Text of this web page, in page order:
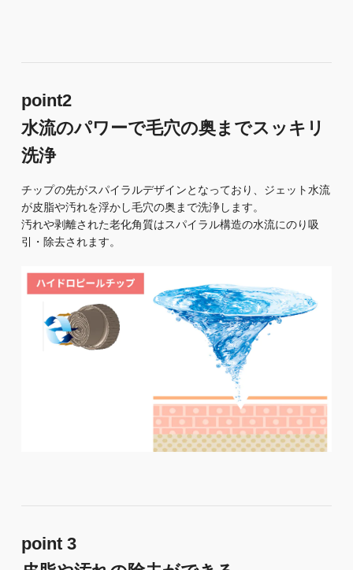
point2
水流のパワーで毛穴の奥までスッキリ
洗浄
チップの先がスパイラルデザインとなっており、ジェット水流
が皮脂や汚れを浮かし毛穴の奥まで洗浄します。
汚れや剥離された老化角質はスパイラル構造の水流にのり吸
引・除去されます。
point 3